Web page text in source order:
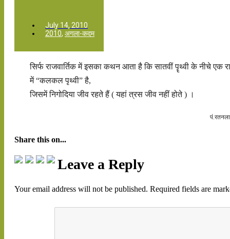
July 14, 2010
2010, अगला-कदम
सिर्फ राजवार्तिक में इसका कथन आता है कि सातवीं पॄथ्वी के नीचे एक
में “कलकल पृथ्वी” है,
जिसमें निगोदिया जीव रहते हैं ( यहां त्रस जीव नहीं होते ) ।
Share this on...
Leave a Reply
Your email address will not be published. Required fields are